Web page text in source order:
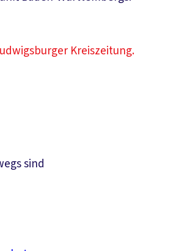
Kreiszeitung.
sind